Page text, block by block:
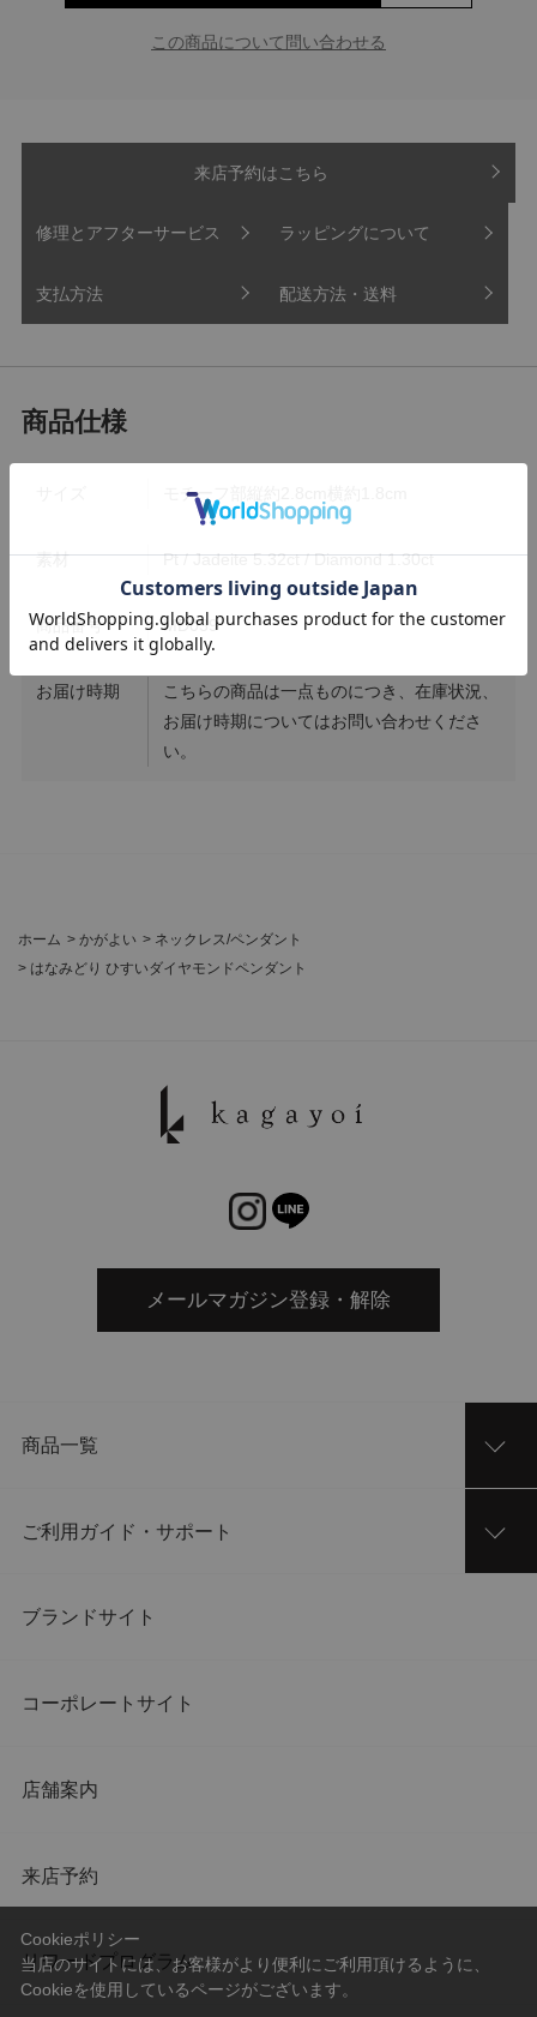
この商品について問い合わせる
来店予約はこちら
修理とアフターサービス ラッピングについて
支払方法 配送方法・送料
モチーフ部縦約2.8cm横約1.8cm
素材 Pt / Jadeite 5.32ct / Diamond 1.30ct
商品番号 MD039
お届け時期
こちらの商品は一点ものにつき、在庫状況、
お届け時期についてはお問い合わせくださ
い。
ホーム > かがよい > ネックレス/ペンダント
> はなみどり ひすいダイヤモンドペンダント
メールマガジン登録・解除
商品一覧
ご利用ガイド・サポート
ブランドサイト
コーポレートサイト
店舗案内
来店予約
リワードプログラム
Cookieポリシー
当店のサイトには、お客様がより便利にご利用頂けるように、
Cookieを使用しているページがございます。